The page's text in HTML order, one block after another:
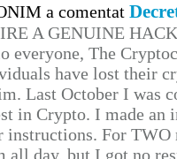
a comentat
A GENUINE
everyone, The
have lost their
Last October I was
in Crypto. I made
instructions. For TWO
all day, but I got no